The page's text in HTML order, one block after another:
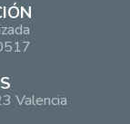
Valencia